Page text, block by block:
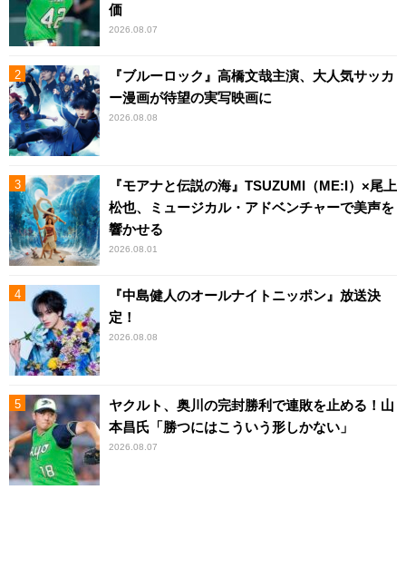
価
2026.08.07
『ブルーロック』高橋文哉主演、大人気サッカ
ー漫画が待望の実写映画に
2026.08.08
『モアナと伝説の海』TSUZUMI（ME:I）×尾上
松也、ミュージカル・アドベンチャーで美声を
響かせる
2026.08.01
『中島健人のオールナイトニッポン』放送決
定！
2026.08.08
ヤクルト、奥川の完封勝利で連敗を止める！山
本昌氏「勝つにはこういう形しかない」
2026.08.07